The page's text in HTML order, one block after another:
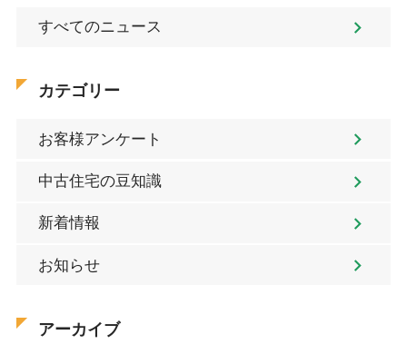
すべてのニュース
カテゴリー
お客様アンケート
中古住宅の豆知識
新着情報
お知らせ
アーカイブ